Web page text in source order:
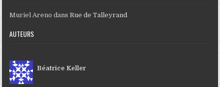
Muriel Areno dansRue de Talleyrand
AUTEURS
Béatrice Keller